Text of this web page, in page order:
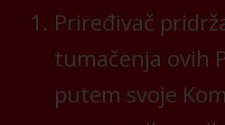
Priređivač
tumačenja ovih
putem svoje